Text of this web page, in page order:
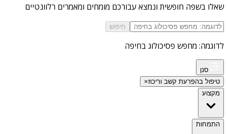
שאלו בשפה חופשית ונמצא עבורכם מומחים ומאמרים רלוונטיים
חיפוש
לדוגמה: מחפש פסיכולוג בחיפה
סנן
טיפול בהפרעת קשב וריכוז×
מקצוע
התמחות